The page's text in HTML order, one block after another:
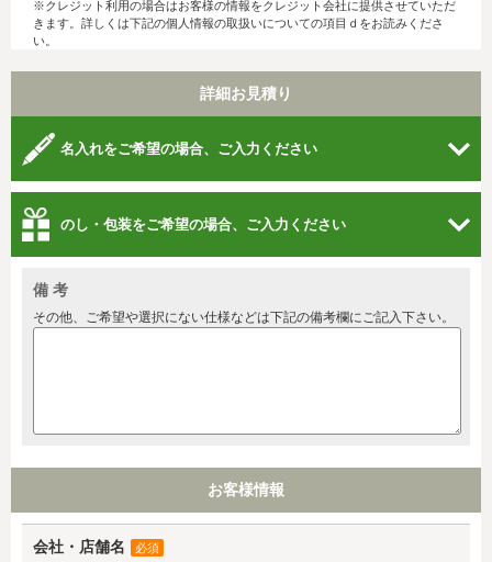
※クレジット利用の場合はお客様の情報をクレジット会社に提供させていただ
きます。詳しくは下記の個人情報の取扱いについての項目ｄをお読みくださ
い。
詳細お見積り
名入れをご希望の場合、ご入力ください
のし・包装をご希望の場合、ご入力ください
備 考
その他、ご希望や選択にない仕様などは下記の備考欄にご記入下さい。
お客様情報
会社・店舗名 必須